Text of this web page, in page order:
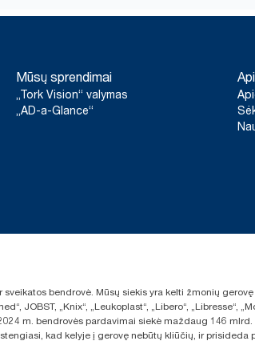
Mūsų sprendimai
„Tork Vision“ valymas
„AD-a-Glance“
bendrovė. Mūsų siekis yra kelti žmonių
JOBST, „Knix“, „Leukoplast“, „Libero“, „Libresse“,
m. bendrovės pardavimai siekė maždaug 146
stengiasi, kad kelyje į gerovę nebūtų kliūčių, ir